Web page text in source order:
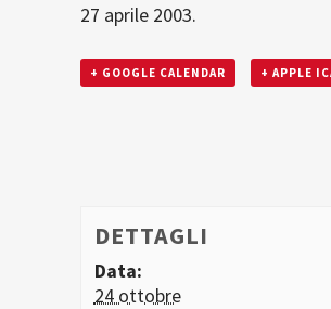
27 aprile 2003.
+ GOOGLE CALENDAR + APPLE
DETTAGLI
Data:
24 ottobre